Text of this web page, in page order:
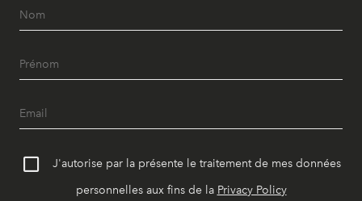
J'autorise par la présente le traitement de mes données
personnelles aux fins de la Privacy Policy